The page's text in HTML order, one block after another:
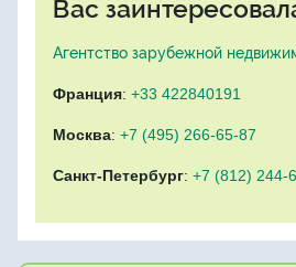
Вас
Агентство зарубежной
Франция: +33 422840191
Москва: +7 (495) 266-65-87
Санкт-Петербург: +7 (812) 244-